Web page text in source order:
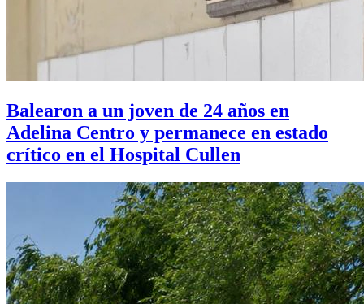
Balearon a un joven de 24 años en
Adelina Centro y permanece en estado
crítico en el Hospital Cullen